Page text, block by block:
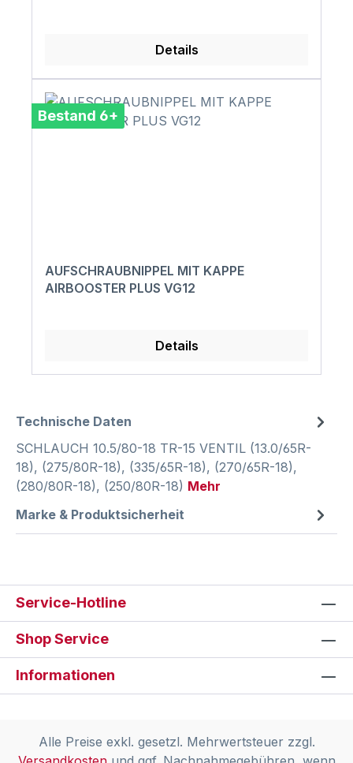
Details
Bestand 6+
AUFSCHRAUBNIPPEL MIT KAPPE
AIRBOOSTER PLUS VG12
Details
Technische Daten
SCHLAUCH 10.5/80-18 TR-15 VENTIL (13.0/65R-
18), (275/80R-18), (335/65R-18), (270/65R-18),
(280/80R-18), (250/80R-18) Mehr
Marke & Produktsicherheit
Service-Hotline
Shop Service
Informationen
Alle Preise exkl. gesetzl. Mehrwertsteuer zzgl.